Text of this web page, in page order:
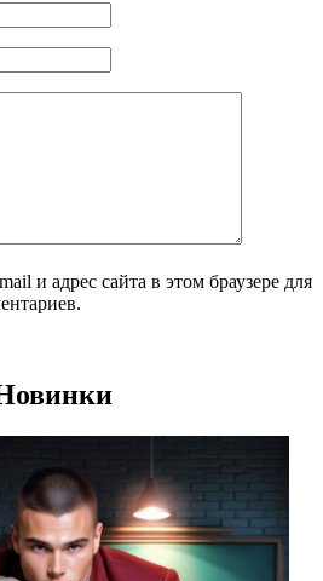
и адрес сайта в этом браузере для